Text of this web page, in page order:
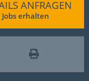
ANFRAGEN
erhalten